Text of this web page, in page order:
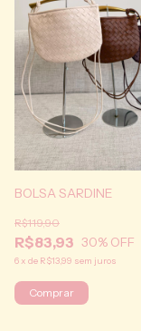
BOLSA SARDINE
R$83,93
R$119,90
30% OFF
6 x de R$13,99 sem juros
Comprar